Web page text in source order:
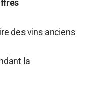
des vins anciens
la